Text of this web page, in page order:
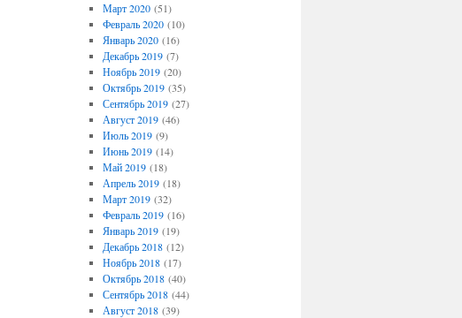
Март 2020(51)
Февраль 2020(10)
Январь 2020(16)
Декабрь 2019(7)
Ноябрь 2019(20)
Октябрь 2019(35)
Сентябрь 2019(27)
Август 2019(46)
Июль 2019(9)
Июнь 2019(14)
Май 2019(18)
Апрель 2019(18)
Март 2019(32)
Февраль 2019(16)
Январь 2019(19)
Декабрь 2018(12)
Ноябрь 2018(17)
Октябрь 2018(40)
Сентябрь 2018(44)
Август 2018(39)